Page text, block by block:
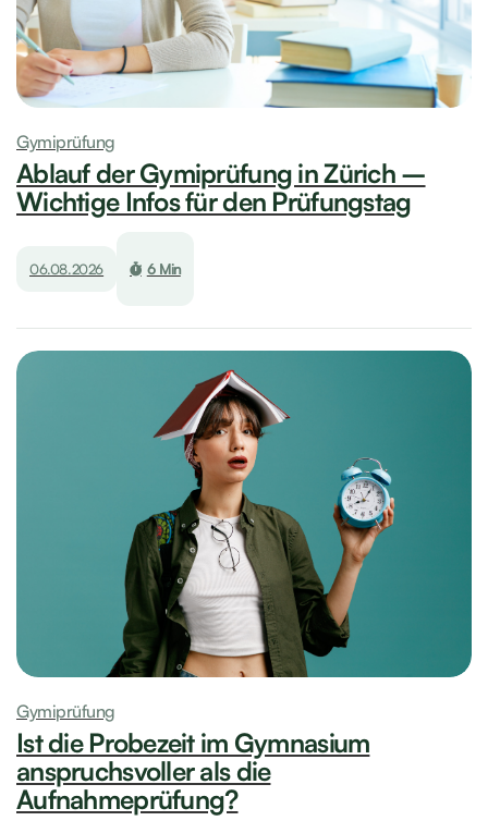
Gymiprüfung
Ablauf der Gymiprüfung in Zürich –
Wichtige Infos für den Prüfungstag
06.08.2026 6 Min
Gymiprüfung
Ist die Probezeit im Gymnasium
anspruchsvoller als die
Aufnahmeprüfung?